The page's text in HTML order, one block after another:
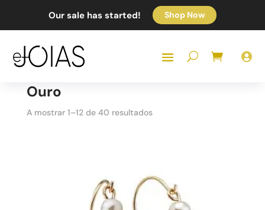
Our sale has started! Shop Now

Ouro
A mostrar 1–12 de 40 resultadosSorted